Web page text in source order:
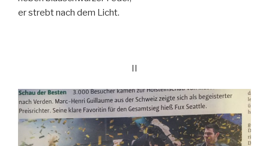
er strebt nach dem Licht.
II